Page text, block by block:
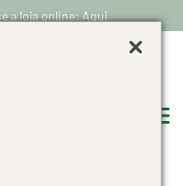
a loja online: Aqui